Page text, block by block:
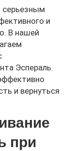
серьезным
и
В нашей
Эспераль.
и вернуться
при